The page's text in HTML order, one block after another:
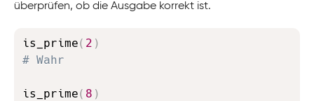
überprüfen, ob die Ausgabe korrekt ist.
is_prime( 2 )
# Wahr
is_prime( 8 )